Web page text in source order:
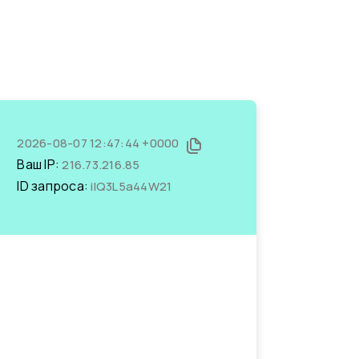
2026-08-07 12:47:44 +0000
Ваш IP:216.73.216.85
ID запроса:ilQ3L5a44W21